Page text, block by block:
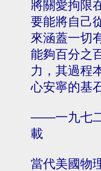
將關愛拘限
要能將自己
來涵蓋一切
能夠百分之
力，其過程
心安寧的基
——一九七二
載
當代美國物